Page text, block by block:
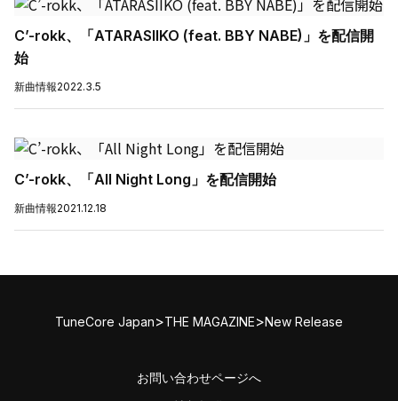
C’-rokk、「ATARASIIKO (feat. BBY NABE)」を配信開
始
新曲情報2022.3.5
C’-rokk、「All Night Long」を配信開始
新曲情報2021.12.18
TuneCore Japan>THE MAGAZINE>New Release
お問い合わせページへ